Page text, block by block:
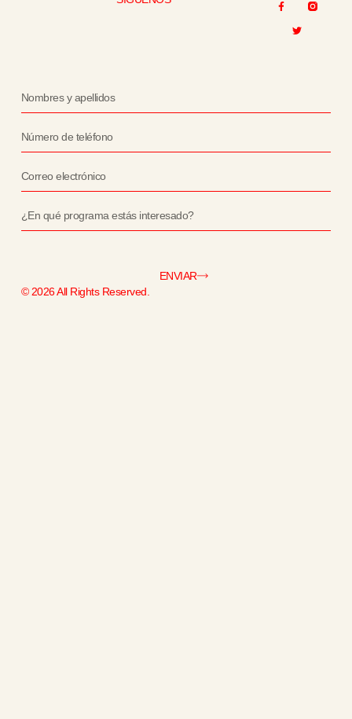
ENVIAR
© 2026 All Rights Reserved.